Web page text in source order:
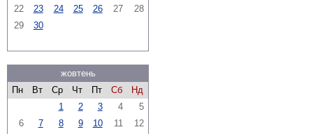
22 23 24 25 26 27
28
29
30
жовтень
Пн
Вт Ср Чт Пт Сб
Нд
1
2 3 4
5
6
7 8 9 10 11
12